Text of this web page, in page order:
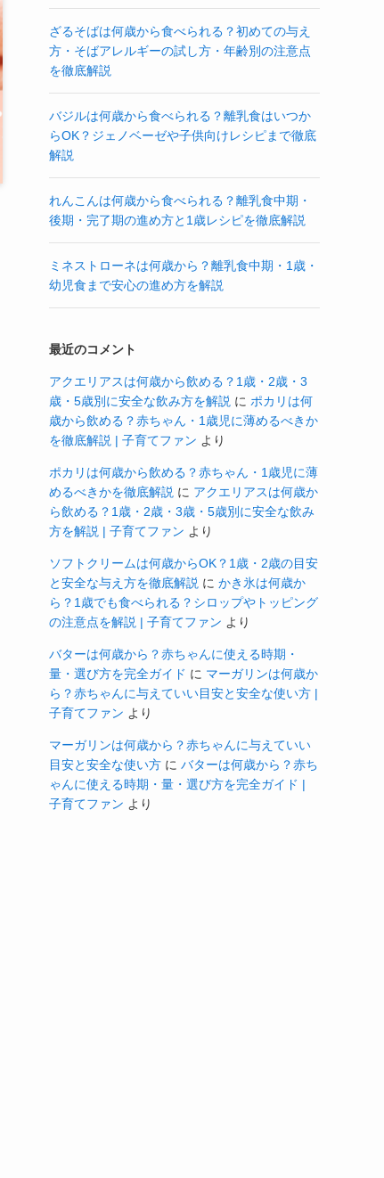
ざるそばは何歳から食べられる？初めての与え
方・そばアレルギーの試し方・年齢別の注意点
を徹底解説
バジルは何歳から食べられる？離乳食はいつか
らOK？ジェノベーゼや子供向けレシピまで徹底
解説
れんこんは何歳から食べられる？離乳食中期・
後期・完了期の進め方と1歳レシピを徹底解説
ミネストローネは何歳から？離乳食中期・1歳・
幼児食まで安心の進め方を解説
最近のコメント
アクエリアスは何歳から飲める？1歳・2歳・3
歳・5歳別に安全な飲み方を解説 に ポカリは何
歳から飲める？赤ちゃん・1歳児に薄めるべきか
を徹底解説 | 子育てファン より
ポカリは何歳から飲める？赤ちゃん・1歳児に薄
めるべきかを徹底解説 に アクエリアスは何歳か
ら飲める？1歳・2歳・3歳・5歳別に安全な飲み
方を解説 | 子育てファン より
ソフトクリームは何歳からOK？1歳・2歳の目安
と安全な与え方を徹底解説 に かき氷は何歳か
ら？1歳でも食べられる？シロップやトッピング
の注意点を解説 | 子育てファン より
バターは何歳から？赤ちゃんに使える時期・
量・選び方を完全ガイド に マーガリンは何歳か
ら？赤ちゃんに与えていい目安と安全な使い方 |
子育てファン より
マーガリンは何歳から？赤ちゃんに与えていい
目安と安全な使い方 に バターは何歳から？赤ち
ゃんに使える時期・量・選び方を完全ガイド |
子育てファン より